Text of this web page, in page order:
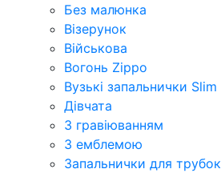
Без малюнка
Візерунок
Військова
Вогонь Zippo
Вузькі запальнички Slim
Дівчата
З гравіюванням
З емблемою
Запальнички для трубок